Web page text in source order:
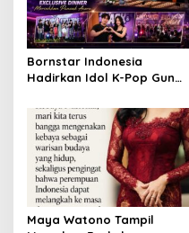
Bornstar Indonesia
Hadirkan Idol K-Pop Gun
Grand Sahid Jaya
Exclusive Dinner Meriahkan
Puncak Acara
Maya Watono Tampil